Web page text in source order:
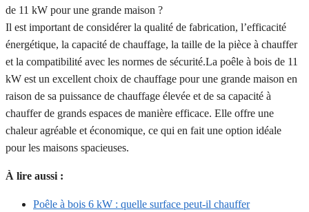
de 11 kW pour une grande maison ?
Il est important de considérer la qualité de fabrication, l’efficacité
énergétique, la capacité de chauffage, la taille de la pièce à chauffer
et la compatibilité avec les normes de sécurité.La poêle à bois de 11
kW est un excellent choix de chauffage pour une grande maison en
raison de sa puissance de chauffage élevée et de sa capacité à
chauffer de grands espaces de manière efficace. Elle offre une
chaleur agréable et économique, ce qui en fait une option idéale
pour les maisons spacieuses.
À lire aussi :
Poêle à bois 6 kW : quelle surface peut-il chauffer